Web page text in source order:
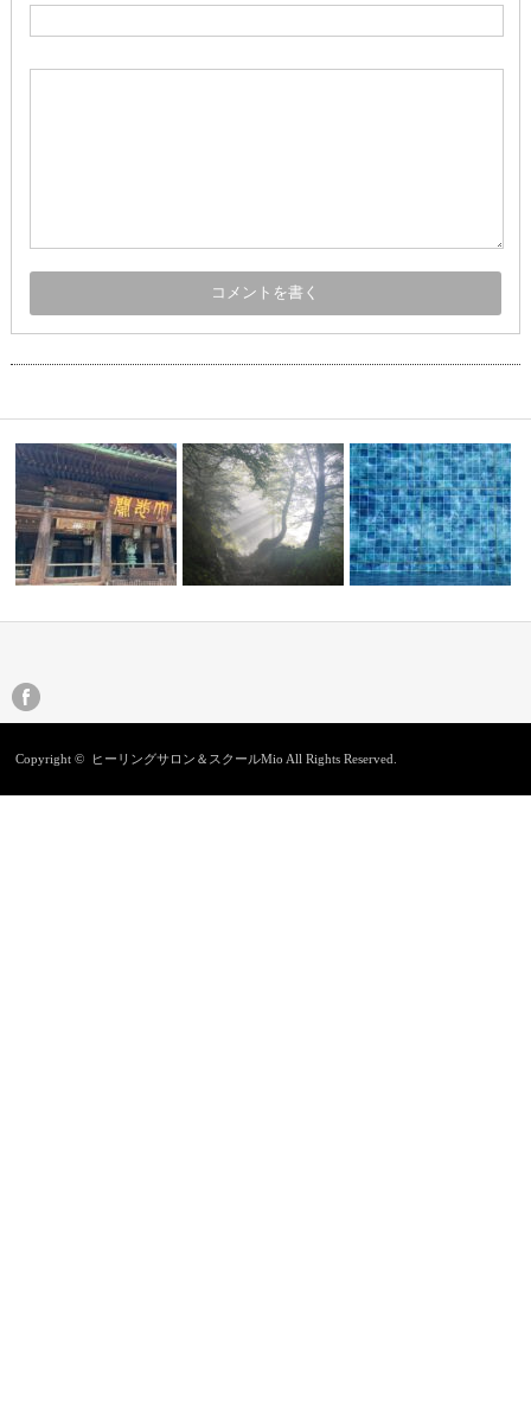
奈良・長谷寺
Copyright © ヒーリングサロン＆スクールMio All Rights Reserved.